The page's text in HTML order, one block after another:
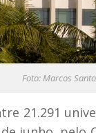
Foto: Marcos
21.291